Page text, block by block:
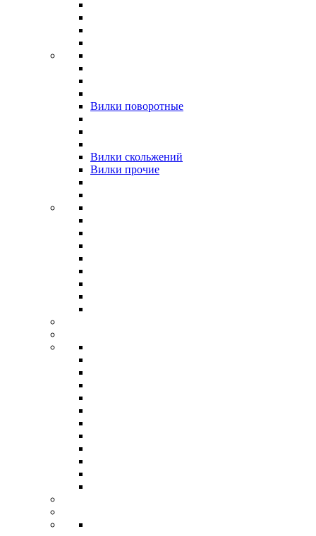
Вилки поворотные
Вилки скольжений
Вилки прочие